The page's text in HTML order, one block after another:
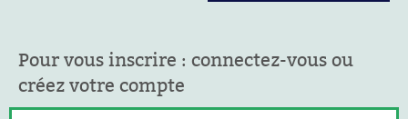
Pour vous inscrire : connectez-vous ou
créez votre compte